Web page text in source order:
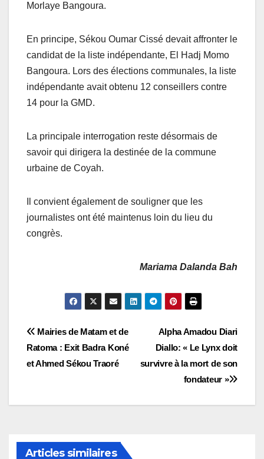
Morlaye Bangoura.
En principe, Sékou Oumar Cissé devait affronter le
candidat de la liste indépendante, El Hadj Momo
Bangoura. Lors des élections communales, la liste
indépendante avait obtenu 12 conseillers contre
14 pour la GMD.
La principale interrogation reste désormais de
savoir qui dirigera la destinée de la commune
urbaine de Coyah.
Il convient également de souligner que les
journalistes ont été maintenus loin du lieu du
congrès.
Mariama Dalanda Bah
Navigation
de
Alpha Amadou Diari
Diallo: « Le Lynx doit
survivre à la mort de son
fondateur »
Mairies de Matam et de
Ratoma : Exit Badra Koné
et Ahmed Sékou Traoré
Articles similaires